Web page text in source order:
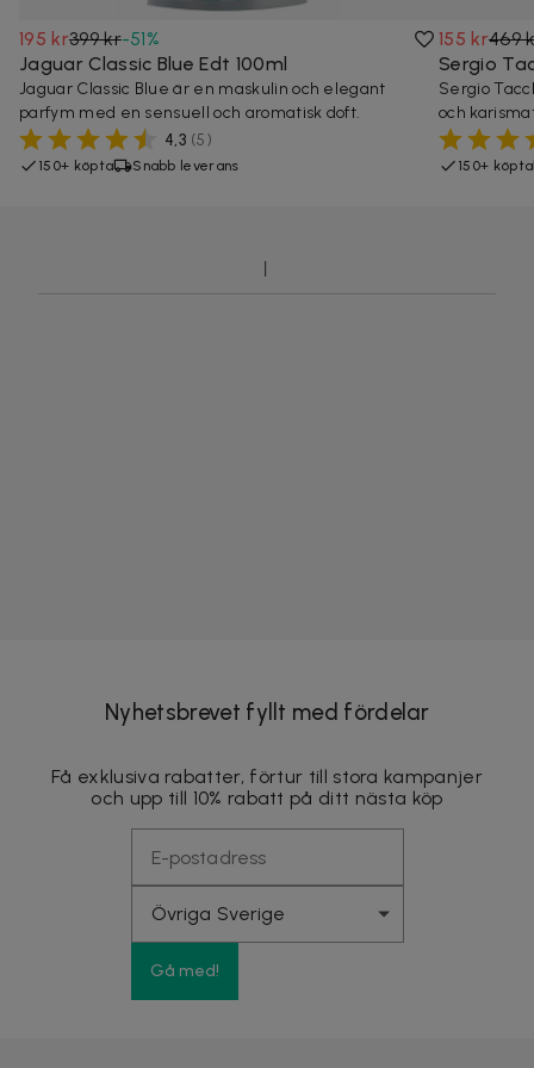
195 kr399 kr-51%
Jaguar Classic Blue Edt 100ml
Jaguar Classic Blue är en maskulin och elegant
parfym med en sensuell och aromatisk doft.
4,3 (5)
150+ köpta Snabb leverans
155 kr469
Sergio
Sergio
och
150+ köpta
Nyhetsbrevet fyllt med fördelar
Få exklusiva rabatter, förtur till stora kampanjer
och upp till 10% rabatt på ditt nästa köp
Gå med!